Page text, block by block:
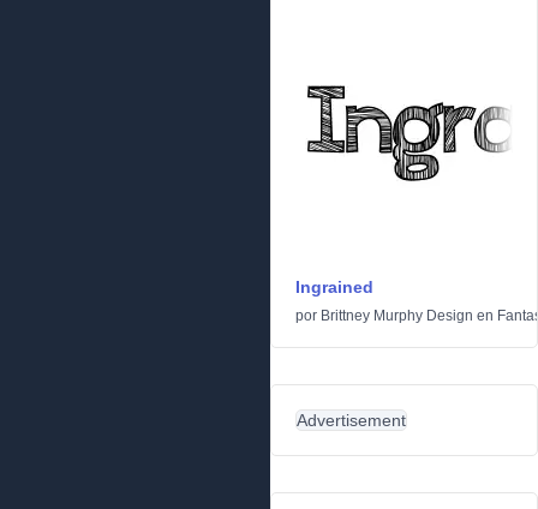
Ingrained
por Brittney Murphy Design en
Advertisement